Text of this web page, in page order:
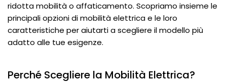
ridotta mobilità o affaticamento. Scopriamo insieme le
principali opzioni di mobilità elettrica e le loro
caratteristiche per aiutarti a scegliere il modello più
adatto alle tue esigenze.
Perché Scegliere la Mobilità Elettrica?